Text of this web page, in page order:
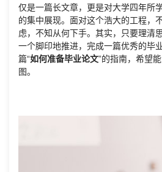
仅是一篇长文章，更是对大学四年所
的集中展现。面对这个浩大的工程，
虑，不知从何下手。其实，只要理清
一个脚印地推进，完成一篇优秀的毕
篇“如何准备毕业论文”的指南，希望
图。